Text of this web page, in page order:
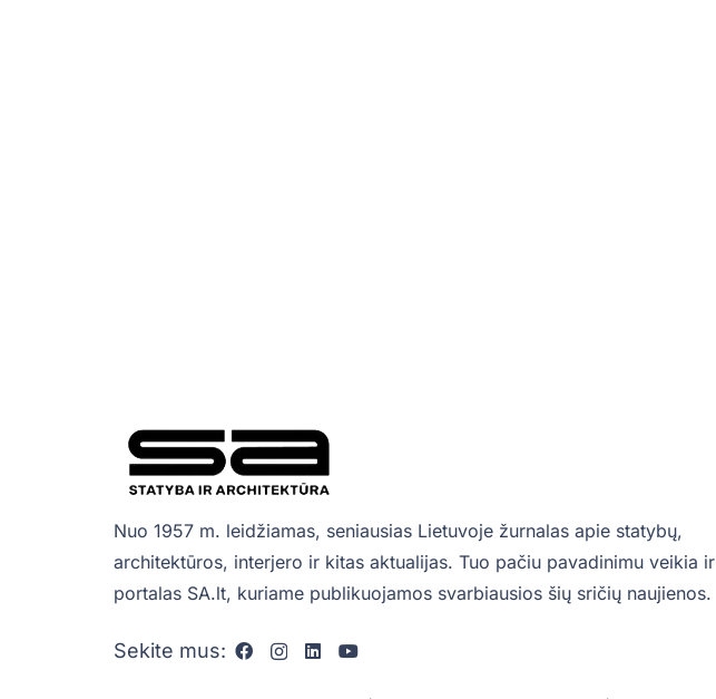
Nuo 1957 m. leidžiamas, seniausias Lietuvoje žurnalas apie statybų,
architektūros, interjero ir kitas aktualijas. Tuo pačiu pavadinimu veikia ir
portalas SA.lt, kuriame publikuojamos svarbiausios šių sričių naujienos.
Sekite mus: